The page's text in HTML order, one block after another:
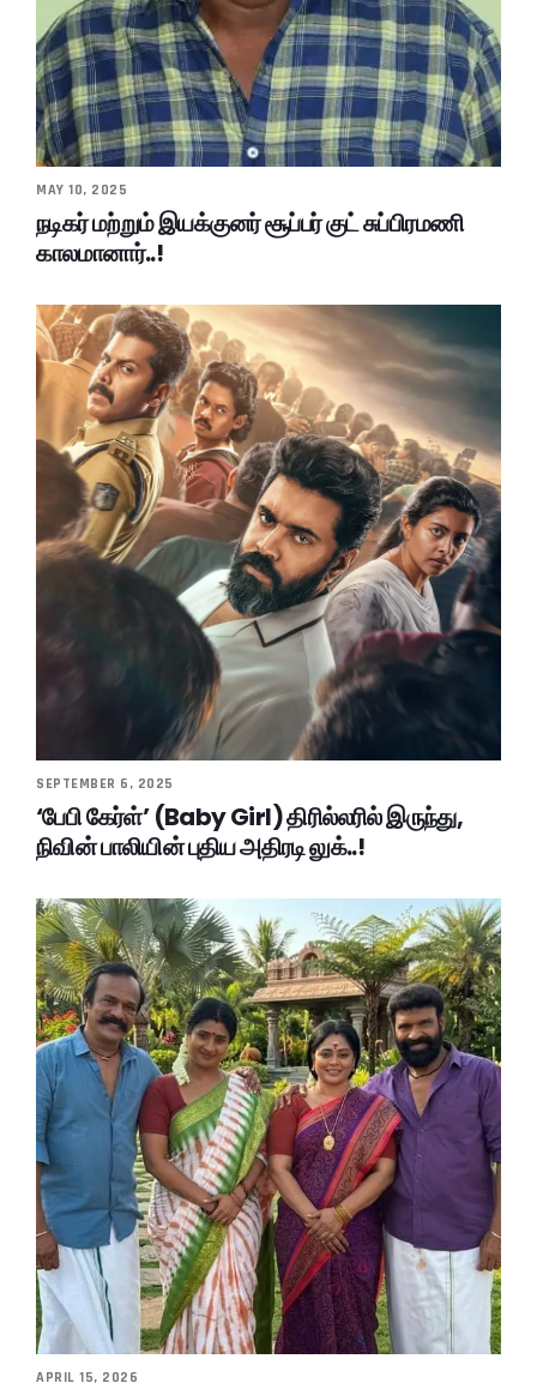
MAY 10, 2025
நடிகர் மற்றும் இயக்குனர் சூப்பர் குட் சுப்பிரமணி
காலமானார்..!
SEPTEMBER 6, 2025
‘பேபி கேர்ள்’ (Baby Girl) திரில்லரில் இருந்து,
நிவின் பாலியின் புதிய அதிரடி லுக்..!
APRIL 15, 2026